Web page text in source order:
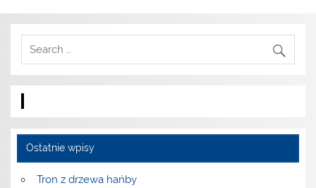
Ostatnie wpisy
Tron z drzewa hańby